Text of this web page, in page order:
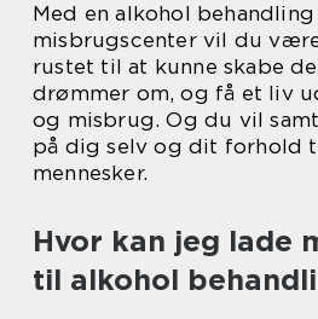
Med en alkohol
misbrugscenter vil du
rustet til at kunne skabe
drømmer om, og få et liv
og misbrug. Og du vil
på dig selv og dit forhold
mennesker.
Hvor kan jeg lade
til alkohol